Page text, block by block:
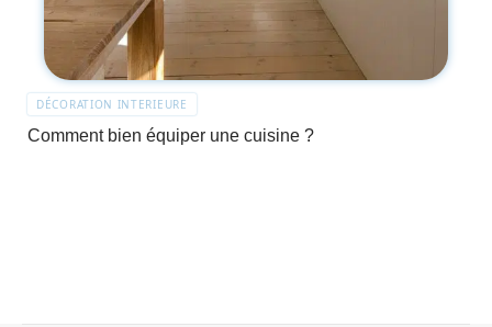
DÉCORATION INTERIEURE
Comment bien équiper une cuisine ?